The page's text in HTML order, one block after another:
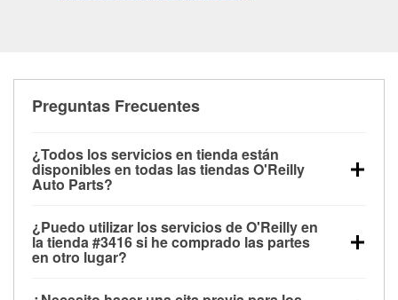
Preguntas Frecuentes
¿Todos los servicios en tienda están
disponibles en todas las tiendas O'Reilly
Auto Parts?
las pruebas de batería, pruebas de alternador y
motor de arranque, revisión de la luz “Check Engine”
con O'Reilly VeriScan® e instalación de
limpiaparabrisas o bombillas, están disponibles en
¿Puedo utilizar los servicios de O'Reilly en
la tienda #3416 si he comprado las partes
en otro lugar?